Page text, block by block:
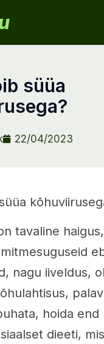
22/04/2023
tavaline
nagu iiveldus,
hoida
dieeti,